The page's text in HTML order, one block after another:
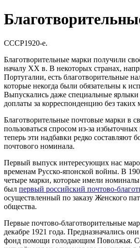
СССР1920-е.
Благотворительные марки получили
началу XX в. В некоторых странах,
Португалии, есть благотворительные
которые некогда были обязательны к
Выпускались даже специальные ярлыки
доплаты за корреспонденцию без таких
Благотворительные почтовые марки в
пользоваться спросом из-за
теперь эти надбавки редко составляют
почтового номинала.
Первый выпуск интересующих нас
временам Русско-японской войны. В
четыре марки, которые имели
был первый российский почтово-
осуществленный по заказу Женского
общества.
Первые почтово-благотворительные
декабре 1921 года. Предназначались
фонд помощи голодающим Поволжья.